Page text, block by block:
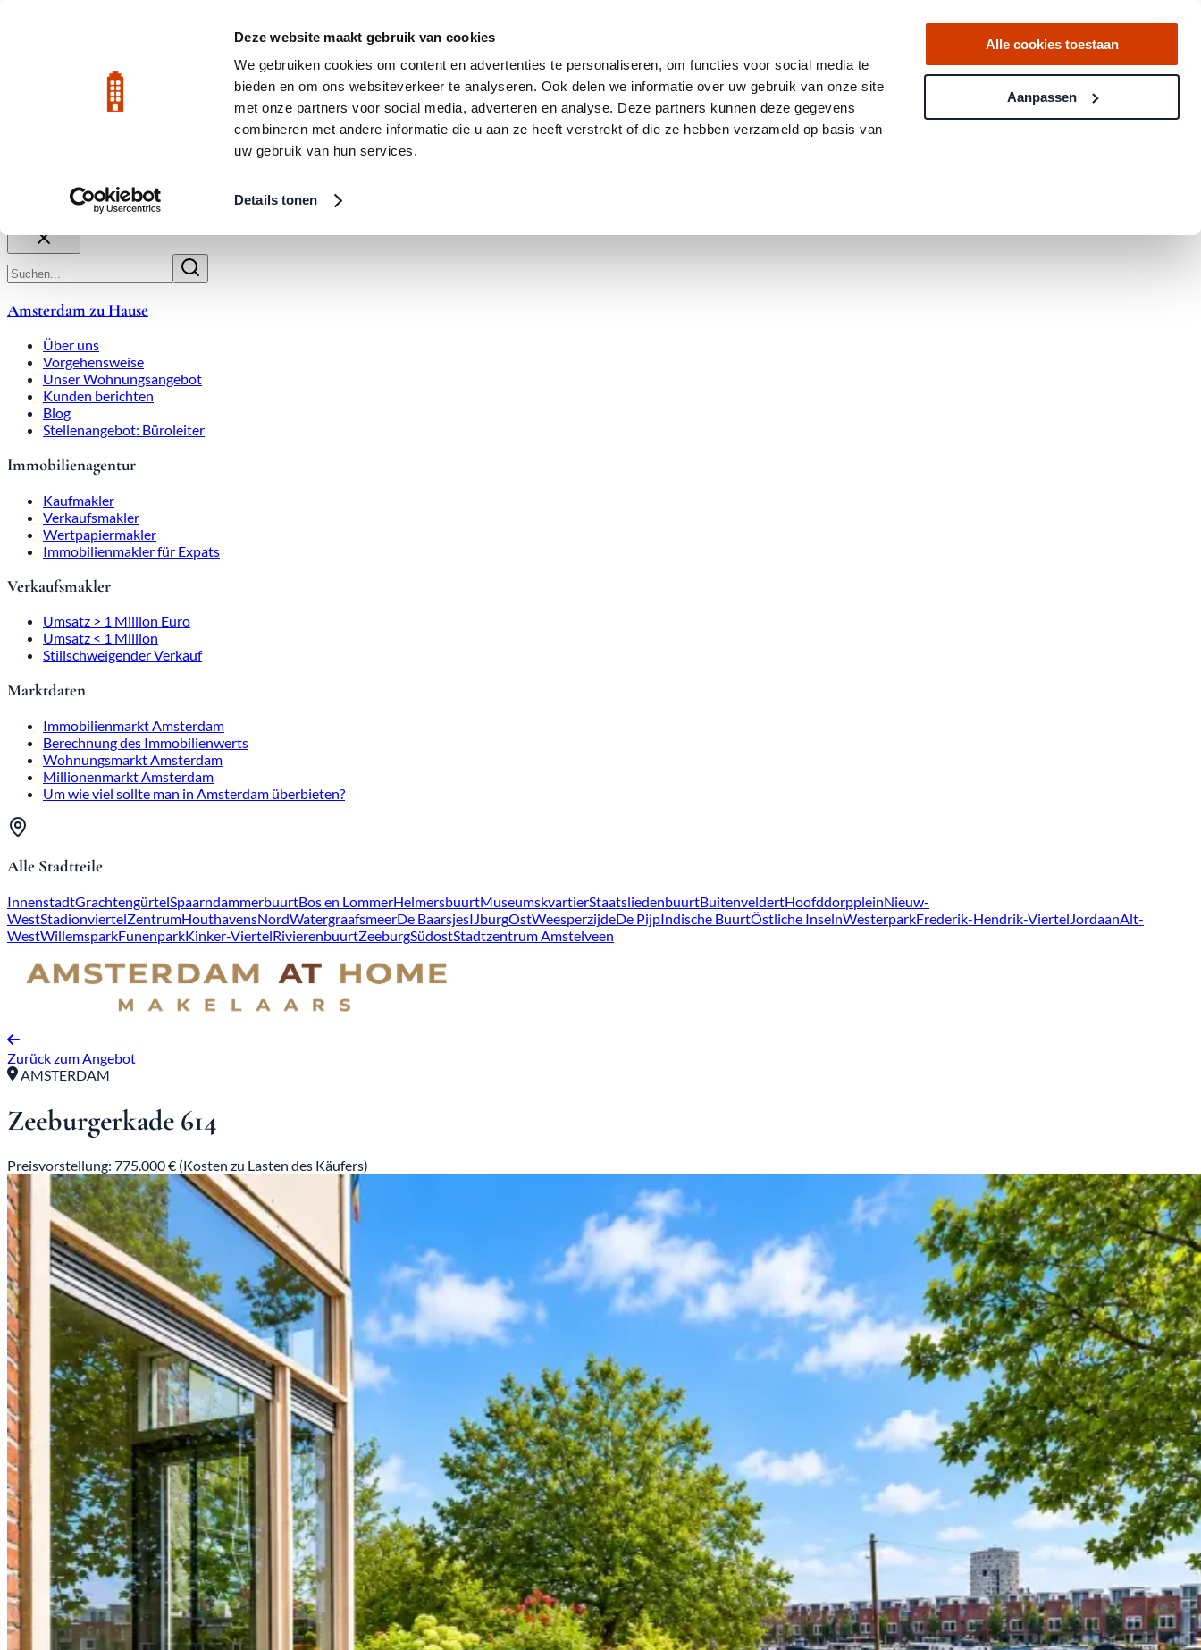
Deze website maakt gebruik van cookies
We gebruiken cookies om content en advertenties te personaliseren, om functies voor social media te
bieden en om ons websiteverkeer te analyseren. Ook delen we informatie over uw gebruik van onze site
met onze partners voor social media, adverteren en analyse. Deze partners kunnen deze gegevens
combineren met andere informatie die u aan ze heeft verstrekt of die ze hebben verzameld op basis van
uw gebruik van hun services.
Details tonen
Alle cookies toestaan
Aanpassen
Bewertet mit 9,8
Amsterdam zu Hause
Über uns
Vorgehensweise
Unser Wohnungsangebot
Kunden berichten
Blog
Stellenangebot: Büroleiter
Immobilienagentur
Kaufmakler
Verkaufsmakler
Wertpapiermakler
Immobilienmakler für Expats
Verkaufsmakler
Umsatz > 1 Million Euro
Umsatz < 1 Million
Stillschweigender Verkauf
Marktdaten
Immobilienmarkt Amsterdam
Berechnung des Immobilienwerts
Wohnungsmarkt Amsterdam
Millionenmarkt Amsterdam
Um wie viel sollte man in Amsterdam überbieten?
Alle Stadtteile
InnenstadtGrachtengürtelSpaarndammerbuurtBos en LommerHelmersbuurtMuseumskvartierStaatsliedenbuurtBuitenveldertHoofddorppleinNieuw-
WestStadionviertelZentrumHouthavensNordWatergraafsmeerDe BaarsjesIJburgOstWeesperzijdeDe PijpIndische BuurtÖstliche InselnWesterparkFrederik-Hendrik-ViertelJordaanAlt-
WestWillemsparkFunenparkKinker-ViertelRivierenbuurtZeeburgSüdostStadtzentrum Amstelveen
Zurück zum Angebot
AMSTERDAM
Zeeburgerkade 614
Preisvorstellung: 775.000 € (Kosten zu Lasten des Käufers)